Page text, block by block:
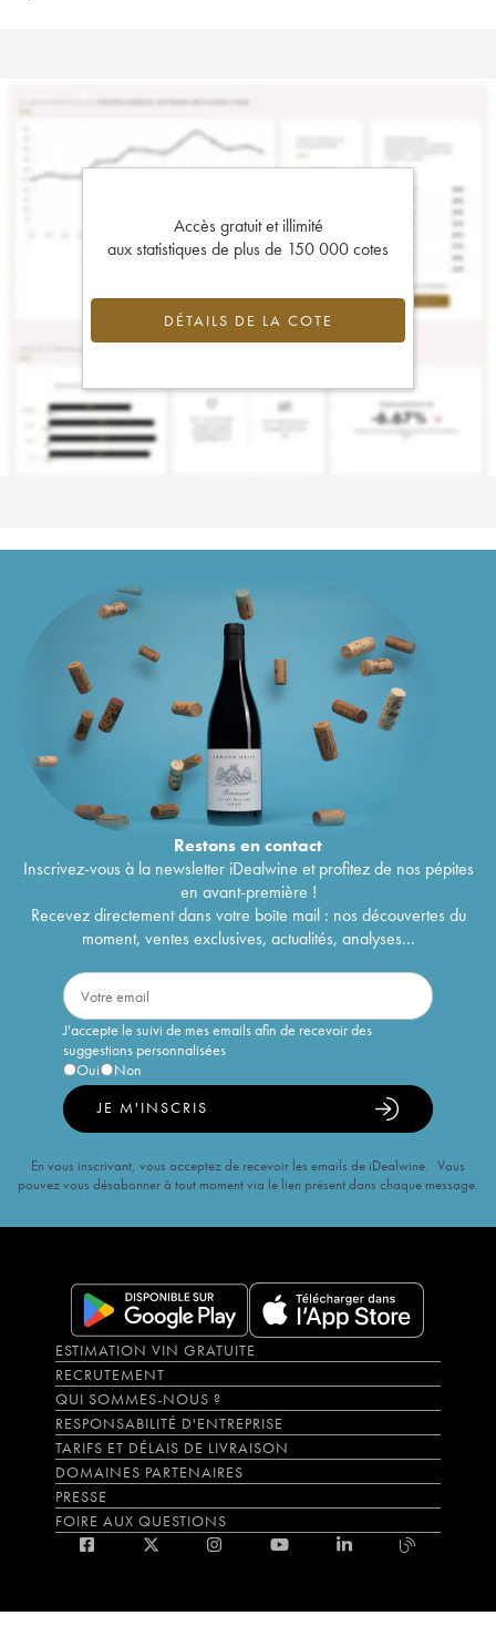
Accès gratuit et illimité
aux statistiques de plus de 150 000 cotes
DÉTAILS DE LA COTE
Restons encontact
Inscrivez-vous à la newsletter iDealwine et profitez de nos pépites
en avant-première !
Recevez directement dans votre boîte mail : nos découvertes du
moment, ventes exclusives, actualités, analyses...
J'accepte le suivi de mes emails afin de recevoir des
suggestions personnalisées
Oui
Non
JE M'INSCRIS
En vous inscrivant, vous acceptez de recevoir les emails de iDealwine. Vous
pouvez vous désabonner à tout moment via le lien présent dans chaque message.
ESTIMATION VIN GRATUITE
RECRUTEMENT
QUI SOMMES-NOUS ?
RESPONSABILITÉ D'ENTREPRISE
TARIFS ET DÉLAIS DE LIVRAISON
DOMAINES PARTENAIRES
PRESSE
FOIRE AUX QUESTIONS